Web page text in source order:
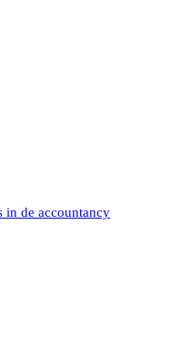
in de accountancy